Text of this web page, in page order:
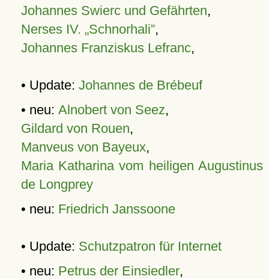
Johannes Swierc und Gefährten,
Nerses IV. „Schnorhali”,
Johannes Franziskus Lefranc,
• Update: Johannes de Brébeuf
• neu: Alnobert von Seez,
Gildard von Rouen,
Manveus von Bayeux,
Maria Katharina vom heiligen Augustinus
de Longprey
• neu: Friedrich Janssoone
• Update: Schutzpatron für Internet
• neu: Petrus der Einsiedler,